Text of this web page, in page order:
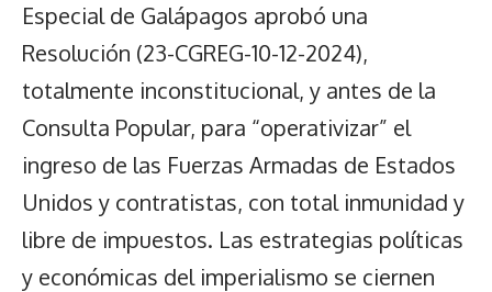
Especial de Galápagos aprobó una
Resolución (23-CGREG-10-12-2024),
totalmente inconstitucional, y antes de la
Consulta Popular, para “operativizar” el
ingreso de las Fuerzas Armadas de Estados
Unidos y contratistas, con total inmunidad y
libre de impuestos. Las estrategias políticas
y económicas del imperialismo se ciernen